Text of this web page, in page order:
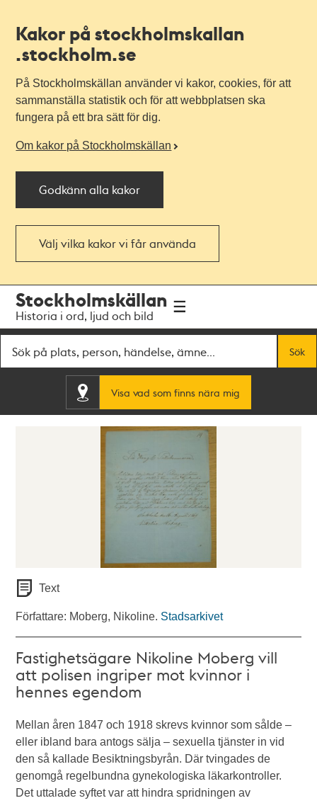
Kakor på stockholmskallan
.stockholm.se
På Stockholmskällan använder vi kakor, cookies, för att
sammanställa statistik och för att webbplatsen ska
fungera på ett bra sätt för dig.
Om kakor på Stockholmskällan
Godkänn alla kakor
Välj vilka kakor vi får använda
navigationen
huvudinnehållet
Stockholmskällan
Historia i ord, ljud och bild
Sök
Visa vad som finns nära mig
Text
Författare: Moberg, Nikoline. Stadsarkivet
Fastighetsägare Nikoline Moberg vill
att polisen ingriper mot kvinnor i
hennes egendom
Mellan åren 1847 och 1918 skrevs kvinnor som sålde –
eller ibland bara antogs sälja – sexuella tjänster in vid
den så kallade Besiktningsbyrån. Där tvingades de
genomgå regelbundna gynekologiska läkarkontroller.
Det uttalade syftet var att hindra spridningen av